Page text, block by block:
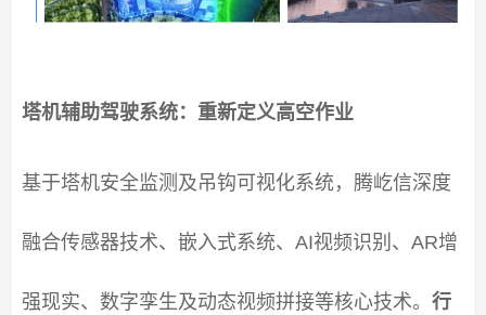
塔机辅助驾驶系统：重新定义高空作业
基于塔机安全监测及吊钩可视化系统，腾屹信深度
融合传感器技术、嵌入式系统、AI视频识别、AR增
强现实、数字孪生及动态视频拼接等核心技术。 行